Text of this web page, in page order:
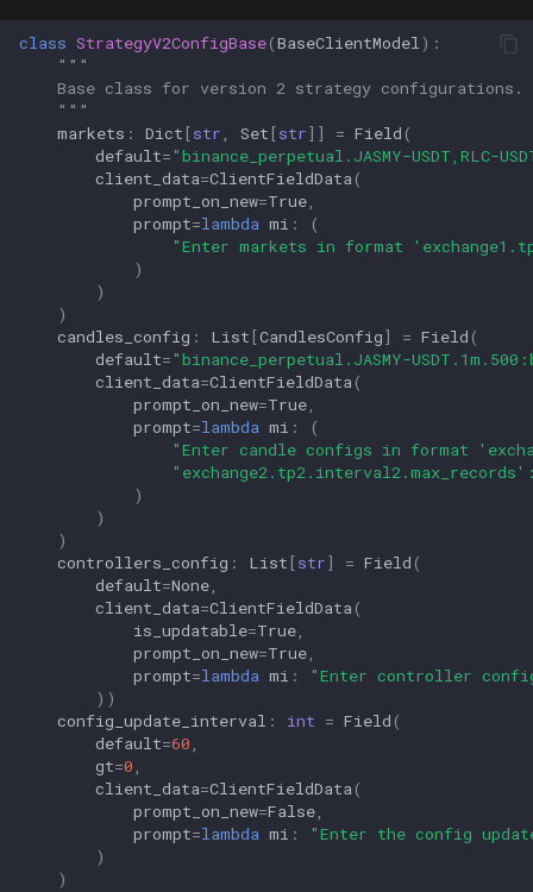
class StrategyV2ConfigBase(BaseClientModel):
"""
    Base class for version 2 strategy configurations.
    """
markets : Dict [str , Set [str]] = Field (
default="binance_perpetual.JASMY-USDT,RLC-
client_data=ClientFieldData(
prompt_on_new=True,
prompt=lambda mi :
(
"Enter markets in format
)
)
)
candles_config : List [CandlesConfig] = Field (
default="binance_perpetual.JASMY-
client_data=ClientFieldData(
prompt_on_new=True,
prompt=lambda mi :
(
"Enter candle configs in format
)
)
)
controllers_config : List [str] = Field (
default=None,
client_data=ClientFieldData(
is_updatable=True,
prompt_on_new=True,
prompt=lambda mi :
"Enter controller
))
config_update_interval : int = Field (
default=60 ,
gt=0 ,
client_data=ClientFieldData(
prompt_on_new=False,
prompt=lambda mi :
"Enter the config
)
)